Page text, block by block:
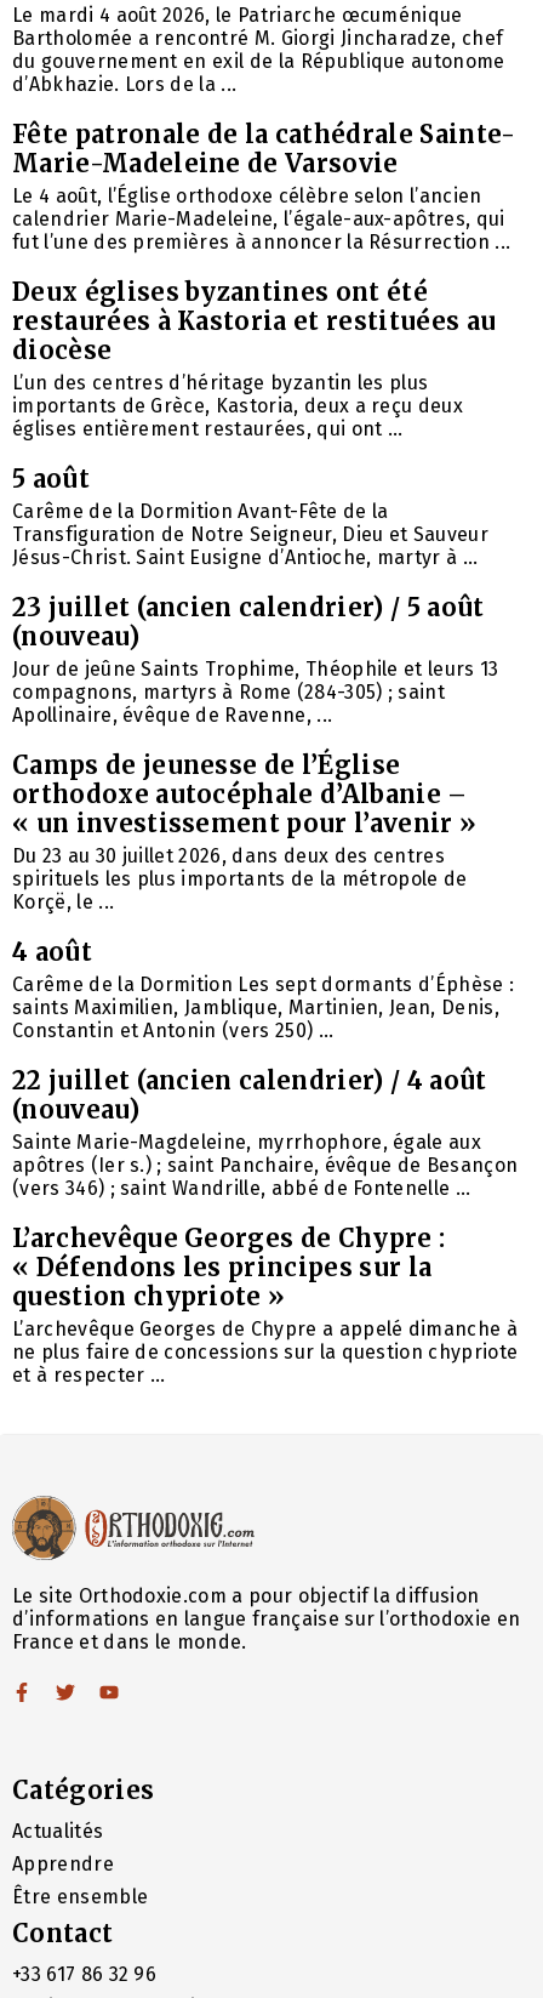
Le mardi 4 août 2026, le Patriarche œcuménique
Bartholomée a rencontré M. Giorgi Jincharadze, chef
du gouvernement en exil de la République autonome
d’Abkhazie. Lors de la ...
Fête patronale de la cathédrale Sainte-
Marie-Madeleine de Varsovie
Le 4 août, l’Église orthodoxe célèbre selon l’ancien
calendrier Marie-Madeleine, l’égale-aux-apôtres, qui
fut l’une des premières à annoncer la Résurrection ...
Deux églises byzantines ont été
restaurées à Kastoria et restituées au
diocèse
L’un des centres d’héritage byzantin les plus
importants de Grèce, Kastoria, deux a reçu deux
églises entièrement restaurées, qui ont ...
5 août
Carême de la Dormition Avant-Fête de la
Transfiguration de Notre Seigneur, Dieu et Sauveur
Jésus-Christ. Saint Eusigne d’Antioche, martyr à ...
23 juillet (ancien calendrier) / 5 août
(nouveau)
Jour de jeûne Saints Trophime, Théophile et leurs 13
compagnons, martyrs à Rome (284-305) ; saint
Apollinaire, évêque de Ravenne, ...
Camps de jeunesse de l’Église
orthodoxe autocéphale d’Albanie –
« un investissement pour l’avenir »
Du 23 au 30 juillet 2026, dans deux des centres
spirituels les plus importants de la métropole de
Korçë, le ...
4 août
Carême de la Dormition Les sept dormants d’Éphèse :
saints Maximilien, Jamblique, Martinien, Jean, Denis,
Constantin et Antonin (vers 250) ...
22 juillet (ancien calendrier) / 4 août
(nouveau)
Sainte Marie-Magdeleine, myrrhophore, égale aux
apôtres (Ier s.) ; saint Panchaire, évêque de Besançon
(vers 346) ; saint Wandrille, abbé de Fontenelle ...
L’archevêque Georges de Chypre :
« Défendons les principes sur la
question chypriote »
L’archevêque Georges de Chypre a appelé dimanche à
ne plus faire de concessions sur la question chypriote
et à respecter ...
Le site Orthodoxie.com a pour objectif la diffusion
d’informations en langue française sur l’orthodoxie en
France et dans le monde.
Catégories
Actualités
Apprendre
Être ensemble
Contact
+33 617 86 32 96